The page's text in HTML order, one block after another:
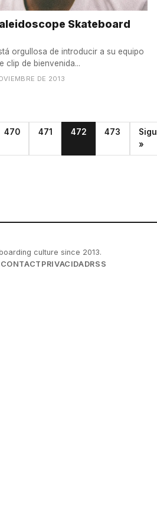
Skateboard
orgullosa de introducir a su equipo
clip de bienvenida...
DE 2013
470 471 472 473
»
culture since 2013.
CONTACT PRIVACIDADRSS